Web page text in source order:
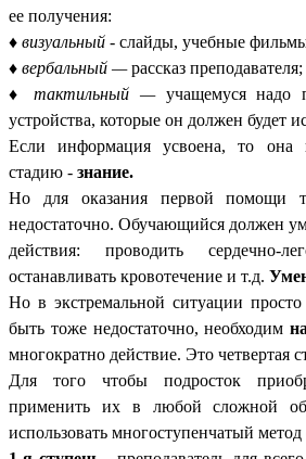
ее получения:
♦ визуальный - слайды, учебные
♦ вербальный —рассказ преподавателя;
♦тактильный — учащемуся надо
устройства, которые он должен будет
Если информация усвоена, то она
стадию - знание.
Но для оказания первой помощи
недостаточно. Обучающийся должен
действия: проводить сердечно-
останавливать кровотечение и т.д.
Но в экстремальной ситуации
быть тоже недостаточно, необходим
многократно действие. Это четвертая
Для того чтобы подросток
применить их в любой сложной
использовать многоступенчатый метод